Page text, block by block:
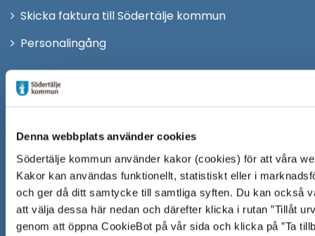
Denna webbplats använder cookies
Södertälje kommun använder kakor (cookies) för att våra
Kakor kan användas funktionellt, statistiskt eller i
och ger då ditt samtycke till samtliga syften. Du kan också
att välja dessa här nedan och därefter klicka i rutan ”Tillåt
genom att öppna CookieBot på vår sida och klicka på ”Ta
Skicka faktura till Södertälje kommun
PersonalingångÖppna
Följ oss på:
Twitter
Instagram
Youtube
LinkedIn